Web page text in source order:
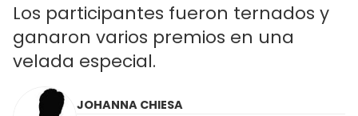
Los participantes fueron ternados y
ganaron varios premios en una
velada especial.
JOHANNA CHIESA